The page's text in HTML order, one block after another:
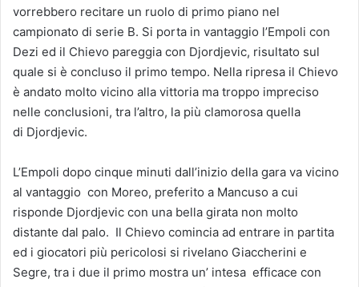
vorrebbero recitare un ruolo di primo piano nel
campionato di serie B. Si porta in vantaggio l’Empoli con
Dezi ed il Chievo pareggia con Djordjevic, risultato sul
quale si è concluso il primo tempo. Nella ripresa il Chievo
è andato molto vicino alla vittoria ma troppo impreciso
nelle conclusioni, tra l’altro, la più clamorosa quella
di Djordjevic.
L’Empoli dopo cinque minuti dall’inizio della gara va vicino
al vantaggio con Moreo, preferito a Mancuso a cui
risponde Djordjevic con una bella girata non molto
distante dal palo. Il Chievo comincia ad entrare in partita
ed i giocatori più pericolosi si rivelano Giaccherini e
Segre, tra i due il primo mostra un’ intesa efficace con